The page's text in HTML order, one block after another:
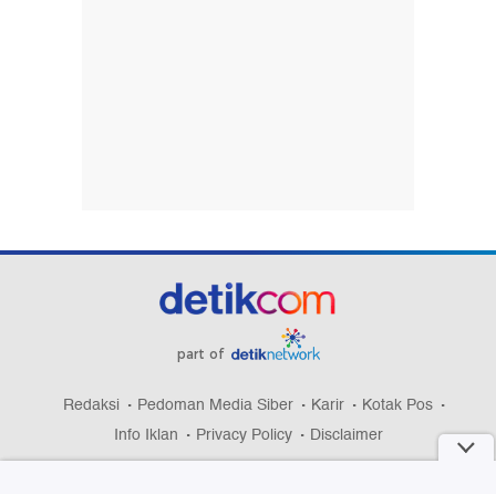
part of
Redaksi Pedoman Media Siber Karir
Kotak Pos
Info Iklan
Privacy Policy Disclaimer